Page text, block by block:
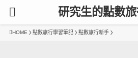
研究生的點數
HOME 點數旅行學習筆記 點數旅行新手